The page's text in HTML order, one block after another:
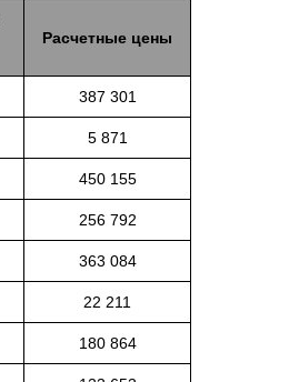
Расчетные цены
387 301
5 871
450 155
256 792
363 084
22 211
180 864